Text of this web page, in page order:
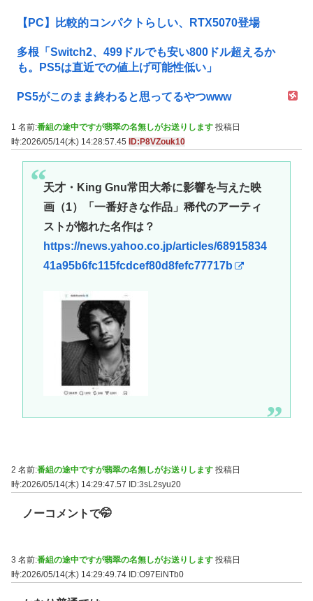
【PC】比較的コンパクトらしい、RTX5070登場
多根「Switch2、499ドルでも安い800ドル超えるか
も。PS5は直近での値上げ可能性低い」
PS5がこのまま終わると思ってるやつwww
1 名前:番組の途中ですが翡翠の名無しがお送りします 投稿日
時:2026/05/14(木) 14:28:57.45
ID:P8VZouk10
天才・King Gnu常田大希に影響を与えた映
画（1）「一番好きな作品」稀代のアーティ
ストが惚れた名作は？
https://news.yahoo.co.jp/articles/68915834
41a95b6fc115fcdcef80d8fefc77717b
2 名前:番組の途中ですが翡翠の名無しがお送りします 投稿日
時:2026/05/14(木) 14:29:47.57
ID:3sL2syu20
ノーコメントで🤭
3 名前:番組の途中ですが翡翠の名無しがお送りします 投稿日
時:2026/05/14(木) 14:29:49.74 ID:O97EiNTb0